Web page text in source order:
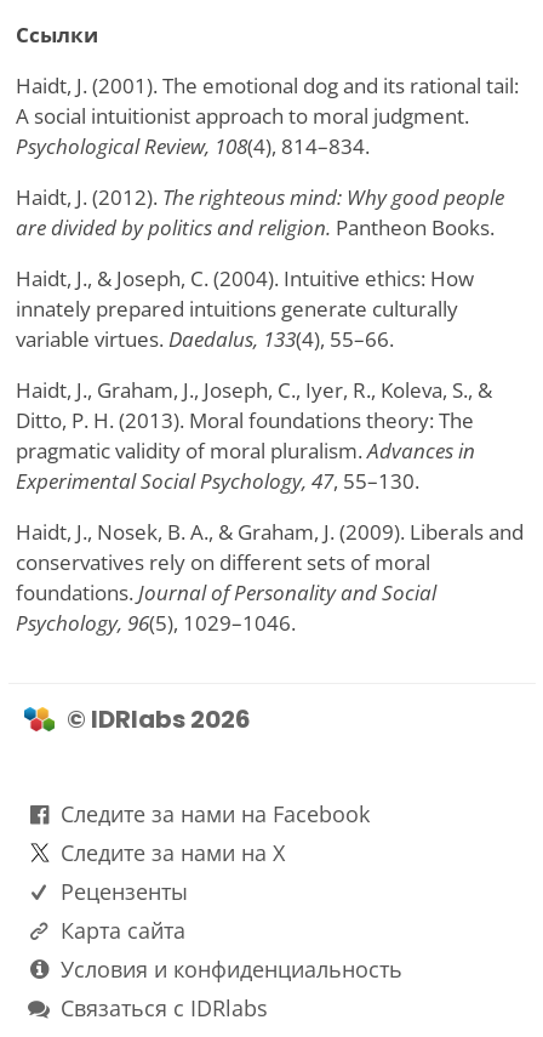
Ссылки
Haidt, J. (2001). The emotional dog and its rational tail:
A social intuitionist approach to moral judgment.
Psychological Review, 108(4), 814–834.
Haidt, J. (2012). The righteous mind: Why good people
are divided by politics and religion. Pantheon Books.
Haidt, J., & Joseph, C. (2004). Intuitive ethics: How
innately prepared intuitions generate culturally
variable virtues. Daedalus, 133(4), 55–66.
Haidt, J., Graham, J., Joseph, C., Iyer, R., Koleva, S., &
Ditto, P. H. (2013). Moral foundations theory: The
pragmatic validity of moral pluralism.Advances in
Experimental Social Psychology, 47, 55–130.
Haidt, J., Nosek, B. A., & Graham, J. (2009). Liberals and
conservatives rely on different sets of moral
foundations. Journal of Personality and Social
Psychology, 96(5), 1029–1046.
© IDRlabs 2026
Следите за нами на Facebook
Следите за нами на X
Рецензенты
Карта сайта
Условия и конфиденциальность
Связаться с IDRlabs